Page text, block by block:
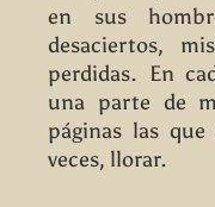
en sus
desaciertos,
perdidas. En
una parte de
páginas las
veces, llorar.